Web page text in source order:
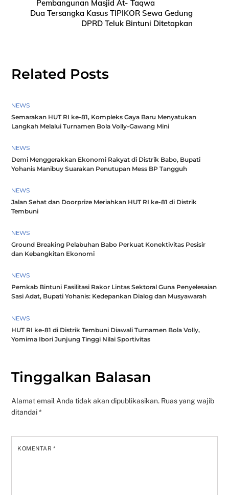
Pembangunan Masjid At- Taqwa
Dua Tersangka Kasus TIPIKOR Sewa Gedung
DPRD Teluk Bintuni Ditetapkan
Related Posts
NEWS
Semarakan HUT RI ke-81, Kompleks Gaya Baru Menyatukan
Langkah Melalui Turnamen Bola Volly-Gawang Mini
NEWS
Demi Menggerakkan Ekonomi Rakyat di Distrik Babo, Bupati
Yohanis Manibuy Suarakan Penutupan Mess BP Tangguh
NEWS
Jalan Sehat dan Doorprize Meriahkan HUT RI ke-81 di Distrik
Tembuni
NEWS
Ground Breaking Pelabuhan Babo Perkuat Konektivitas Pesisir
dan Kebangkitan Ekonomi
NEWS
Pemkab Bintuni Fasilitasi Rakor Lintas Sektoral Guna Penyelesaian
Sasi Adat, Bupati Yohanis: Kedepankan Dialog dan Musyawarah
NEWS
HUT RI ke-81 di Distrik Tembuni Diawali Turnamen Bola Volly,
Yomima Ibori Junjung Tinggi Nilai Sportivitas
Tinggalkan Balasan
Alamat email Anda tidak akan dipublikasikan. Ruas yang wajib
ditandai*
KOMENTAR*